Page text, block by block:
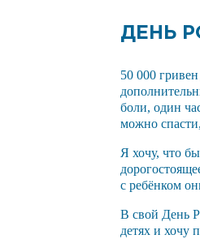
ДЕНЬ
50 000
боли, один
можно
Я хочу, что
с ребёнком
В свой День
детях и хочу